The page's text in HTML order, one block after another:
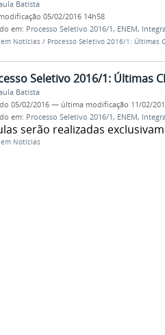
Batista
05/02/2016 14h58
em: Processo Seletivo 2016/1, ENEM,
Notícias / Processo Seletivo 2016/1: Últimas
Seletivo 2016/1: Últimas
Batista
05/02/2016 — última modificação 11/02/
em: Processo Seletivo 2016/1, ENEM,
serão realizadas
Notícias